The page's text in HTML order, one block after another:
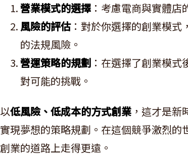
營業模式的選擇 ：考慮電商與實體店
風險的評估：對於你選擇的創業模式
的法規風險。
營運策略的規劃 ：在選擇了創業模
對可能的挑戰。
以低風險、低成本的方式創業 ，這才是
實現夢想的策略規劃。在這個競爭激烈
創業的道路上走得更遠。